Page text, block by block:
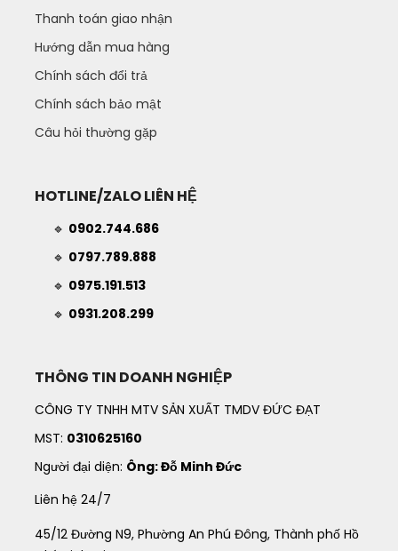
Thanh toán giao nhận
Hướng dẫn mua hàng
Chính sách đổi trả
Chính sách bảo mật
Câu hỏi thường gặp
HOTLINE/ZALO LIÊN HỆ
🔹 0902.744.686
🔹 0797.789.888
🔹 0975.191.513
🔹 0931.208.299
THÔNG TIN DOANH NGHIỆP
CÔNG TY TNHH MTV SẢN XUẤT TMDV ĐỨC ĐẠT
MST: 0310625160
Người đại diện: Ông: Đỗ Minh Đức
Liên hệ 24/7
45/12 Đường N9, Phường An Phú Đông, Thành phố Hồ